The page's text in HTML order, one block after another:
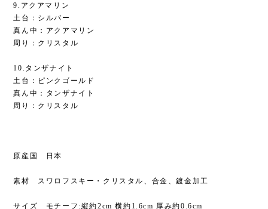
9.アクアマリン
土台：シルバー
真ん中：アクアマリン
周り：クリスタル
10.タンザナイト
土台：ピンクゴールド
真ん中：タンザナイト
周り：クリスタル
原産国 日本
素材 スワロフスキー・クリスタル、合金、鍍金加工
サイズ モチーフ:縦約2cm 横約1.6cm 厚み約0.6cm